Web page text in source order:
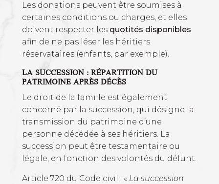
Les donations peuvent être soumises à
certaines conditions ou charges, et elles
doivent respecter les quotités disponibles
afin de ne pas léser les héritiers
réservataires (enfants, par exemple).
LA SUCCESSION : RÉPARTITION DU
PATRIMOINE APRÈS DÉCÈS
Le droit de la famille est également
concerné par la succession, qui désigne la
transmission du patrimoine d’une
personne décédée à ses héritiers. La
succession peut être testamentaire ou
légale, en fonction des volontés du défunt.
Article 720 du Code civil : « La succession